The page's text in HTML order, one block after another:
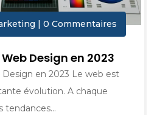
Design en 2023
| 0 Commentaires
Design en 2023 Le web est
évolution. A chaque
tendances...